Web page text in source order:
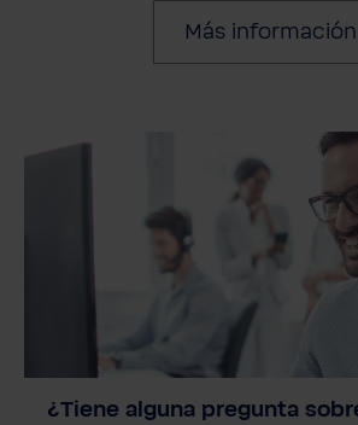
Más información
¿Tiene alguna pregunta